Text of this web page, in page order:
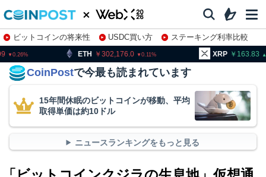
ビットコインの将来性 USDC買い方
ステーキング利率比較
株特集・関連銘柄
302,176.0 XRP 163.83 BNB
CoinPostで今最も読まれています
15年間休眠のビットコインが移動、平均
取得単価は約10ドル
ニュースランキングをもっと見る